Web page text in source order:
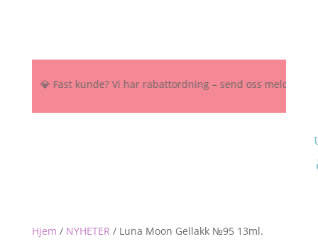
💎 Fast kunde? Vi har rabattordning – send oss melding
Hjem / NYHETER / Luna Moon Gellakk №95 13ml.